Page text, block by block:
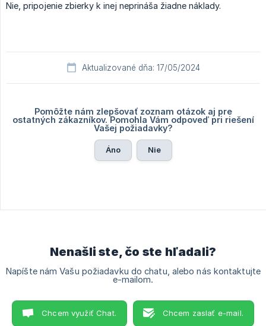
Nie, pripojenie zbierky k inej neprináša žiadne náklady.
Aktualizované dňa: 17/05/2024
Pomôžte nám zlepšovať zoznam otázok aj pre
ostatných zákazníkov. Pomohla Vám odpoveď pri riešení
Vašej požiadavky?
Áno Nie
Nenašli ste, čo ste hľadali?
Napíšte nám Vašu požiadavku do chatu, alebo nás kontaktujte
e-mailom.
Chcem využiť Chat. Chcem zaslať e-mail.